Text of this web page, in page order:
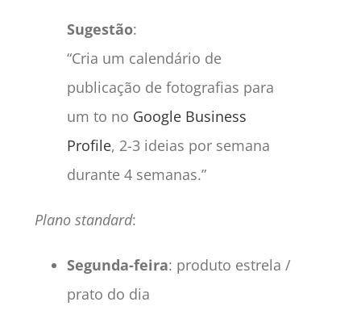
Sugestão:
“Cria um calendário de
publicação de fotografias para
um to no Google Business
Profile, 2-3 ideias por semana
durante 4 semanas.”
Plano standard:
Segunda-feira: produto estrela /
prato do dia